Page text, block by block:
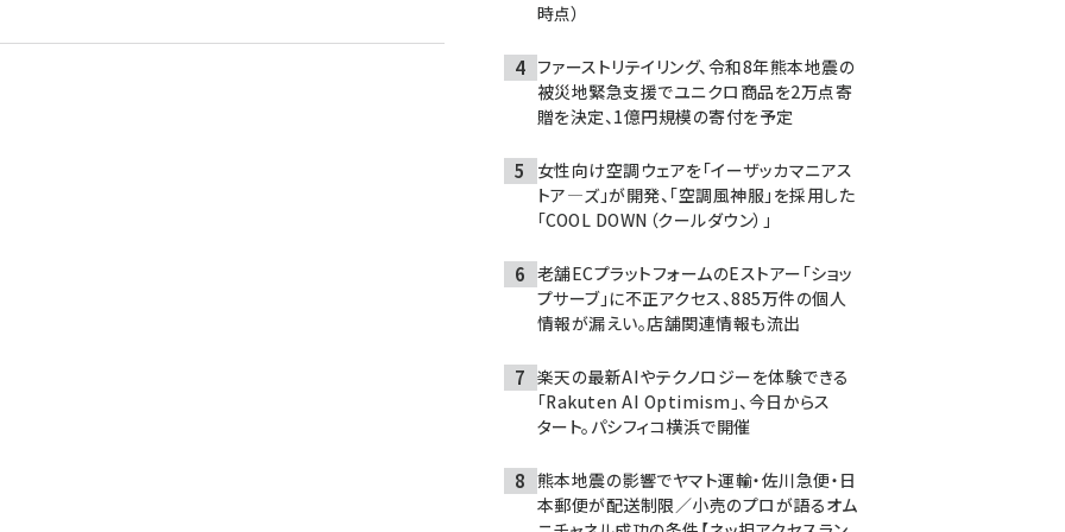
時点）
ファーストリテイリング、令和8年熊本地震の
被災地緊急支援でユニクロ商品を2万点寄
贈を決定、1億円規模の寄付を予定
女性向け空調ウェアを「イーザッカマニアス
トア―ズ」が開発、「空調風神服」を採用した
「COOL DOWN（クールダウン）」
老舗ECプラットフォームのEストアー「ショッ
プサーブ」に不正アクセス、885万件の個人
情報が漏えい。店舗関連情報も流出
楽天の最新AIやテクノロジーを体験できる
「Rakuten AI Optimism」、今日からス
タート。パシフィコ横浜で開催
熊本地震の影響でヤマト運輸・佐川急便・日
本郵便が配送制限／小売のプロが語るオム